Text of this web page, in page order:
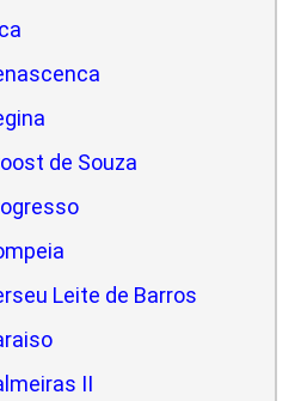
de Souza
Leite de Barros
II